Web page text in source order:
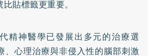
貼標籤更重要。
精神醫學已發展出多元的治療選
、心理治療與非侵入性的腦部刺激